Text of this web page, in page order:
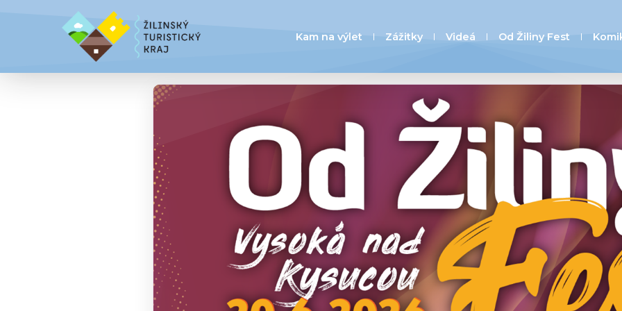
Kam na výlet Zážitky Videá Od Žiliny Fest
Banner
festivalu